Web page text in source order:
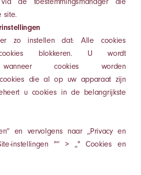
site.
zo instellen dat: Alle cookies
cookies blokkeren. U wordt
wanneer cookies worden
cookies die al op uw apparaat zijn
u cookies in de belangrijkste
en vervolgens naar „Privacy en
instellingen "” > „" Cookies en